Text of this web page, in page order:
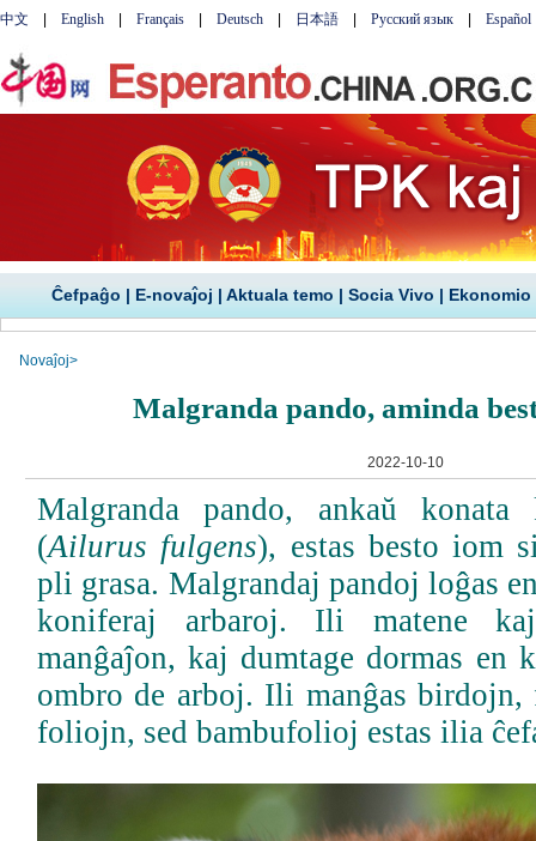
Ĉefpaĝo | E-novaĵoj | Aktuala temo | Socia Vivo | Ekonomio
Novaĵoj>
Malgranda pando, aminda
2022-10-10
Malgranda pando, ankaŭ
(Ailurus fulgens), estas besto iom
pli grasa. Malgrandaj pandoj loĝas
koniferaj arbaroj. Ili matene kaj
manĝaĵon, kaj dumtage dormas en
ombro de arboj. Ili manĝas
foliojn, sed bambufolioj estas ilia